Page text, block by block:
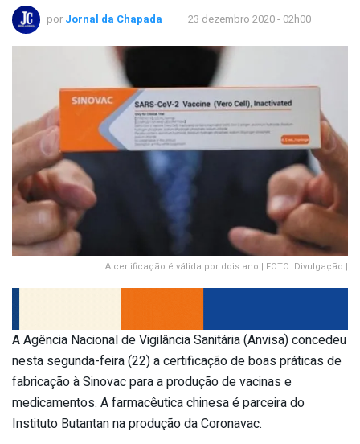
por Jornal da Chapada 23 dezembro 2020 - 02h00
A certificação é válida por dois ano | FOTO: Divulgação |
A Agência Nacional de Vigilância Sanitária (Anvisa) concedeu
nesta segunda-feira (22) a certificação de boas práticas de
fabricação à Sinovac para a produção de vacinas e
medicamentos. A farmacêutica chinesa é parceira do
Instituto Butantan na produção da Coronavac.